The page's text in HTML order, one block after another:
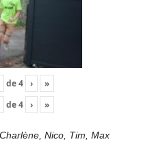
de4 ›
»
de4 › »
Charlène, Nico, Tim, Max